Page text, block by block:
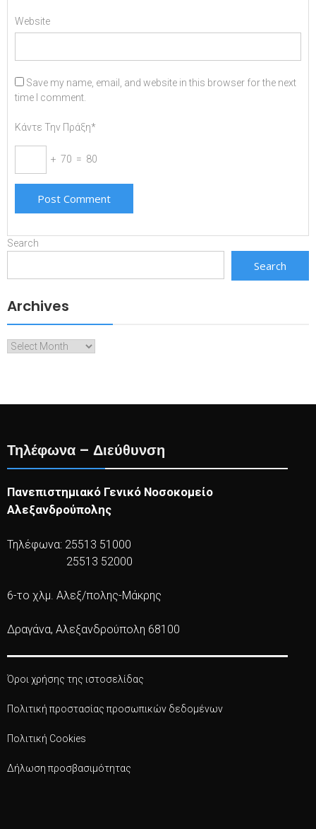
Website
Save my name, email, and website in this browser for the next
time I comment.
Κάντε Την Πράξη*
+ 70 = 80
Search
Search
Archives
Archives
Τηλέφωνα – Διεύθυνση
Πανεπιστημιακό Γενικό Νοσοκομείο
Αλεξανδρούπολης
Τηλέφωνα: 25513 51000
25513 52000
6-το χλμ. Αλεξ/πολης-Μάκρης
Δραγάνα, Αλεξανδρούπολη 68100
Όροι χρήσης της ιστοσελίδας
Πολιτική προστασίας προσωπικών δεδομένων
Πολιτική Cookies
Δήλωση προσβασιμότητας